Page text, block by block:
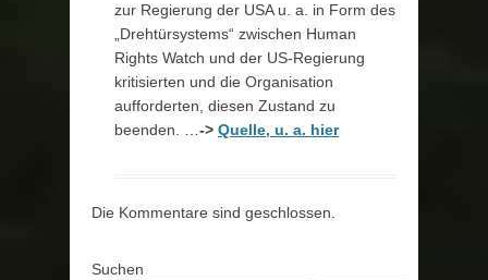
zur Regierung der USA u. a. in Form des
„Drehtürsystems“ zwischen Human
Rights Watch und der US-Regierung
kritisierten und die Organisation
aufforderten, diesen Zustand zu
beenden. …-> Quelle, u. a. hier
Die Kommentare sind geschlossen.
Suchen